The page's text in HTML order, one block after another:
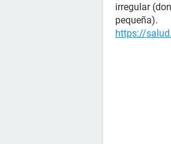
irregular
pequeña).
https://